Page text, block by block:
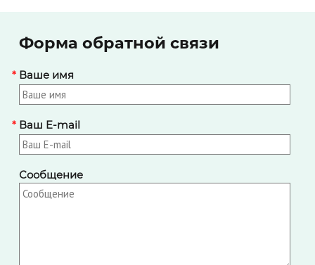
Форма обратной связи
Ваше имя
*
Ваш E-mail
*
Сообщение